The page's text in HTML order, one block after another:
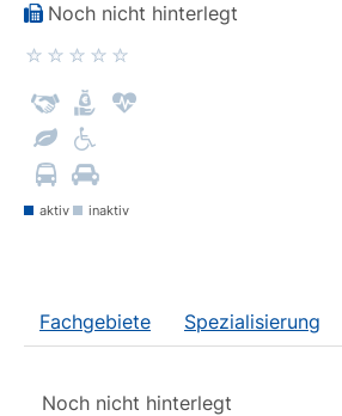
Noch nicht hinterlegt
aktiv inaktiv
Fachgebiete Spezialisierung
Noch nicht hinterlegt